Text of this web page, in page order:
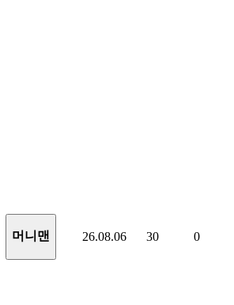
머니맨 26.08.06 30 0